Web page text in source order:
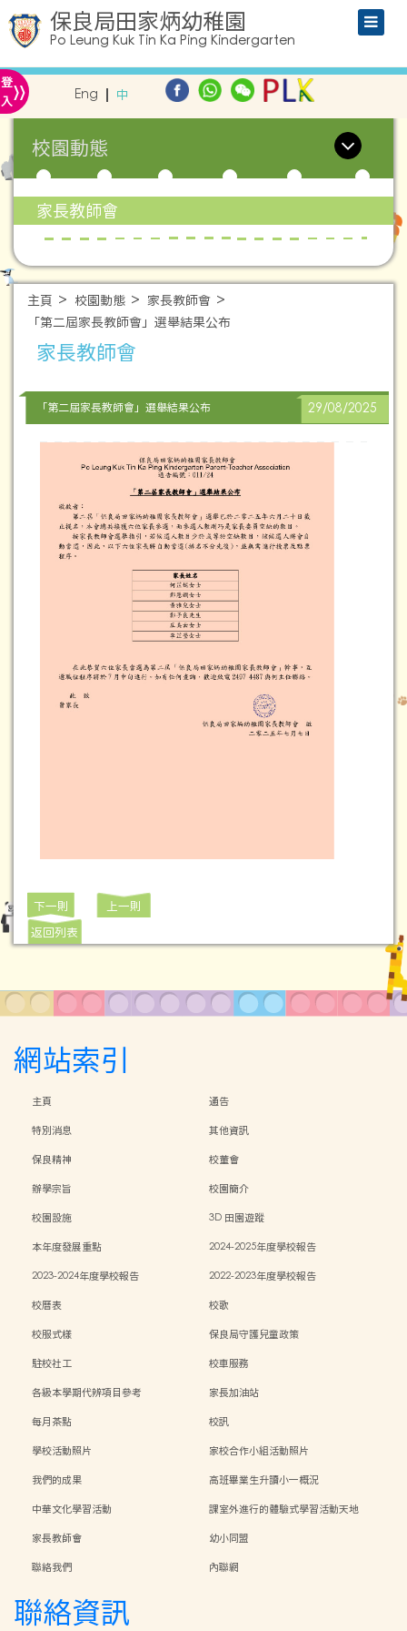
保良局田家炳幼稚園
Po Leung Kuk Tin Ka Ping Kindergarten
登
入» Eng 中
校園動態
家長教師會
主頁 校園動態
家長教師會
「第二屆家長教師會」選舉結果公布
家長教師會
「第二屆家長教師會」選舉結果公布 29/08/2025
下一則
上一則
返回列表
網站索引
主頁
通告
特別消息
其他資訊
保良精神
校董會
辦學宗旨
校園簡介
校園設施
3D 田園遊蹤
本年度發展重點
2024-2025年度學校報告
2023-2024年度學校報告
2022-2023年度學校報告
校曆表
校歌
校服式樣
保良局守護兒童政策
駐校社工
校車服務
各級本學期代辨項目參考
家長加油站
每月茶點
校訊
學校活動照片
家校合作小組活動照片
我們的成果
高班畢業生升讀小一概況
中華文化學習活動
課室外進行的體驗式學習活動天地
家長教師會
幼小同盟
聯絡我們
內聯網
聯絡資訊